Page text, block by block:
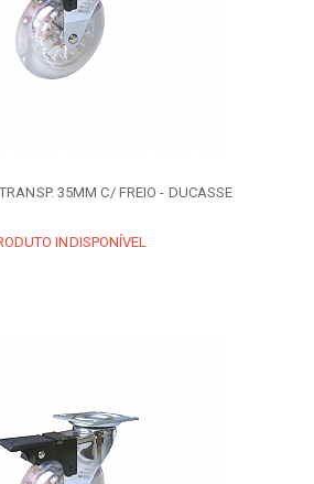
35MM C/ FREIO - DUCASSE
INDISPONÍVEL